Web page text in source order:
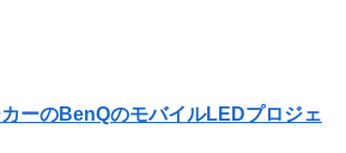
ーのBenQのモバイルLEDプロジェ